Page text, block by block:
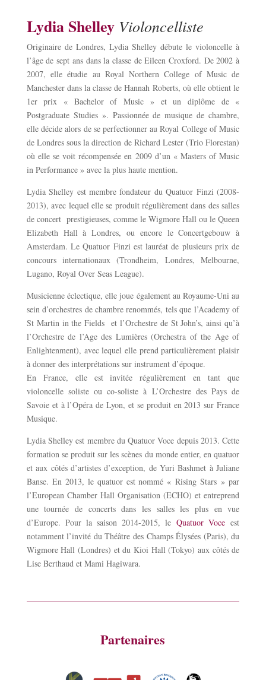
Lydia Shelley Violoncelliste
Originaire de Londres, Lydia Shelley débute le violoncelle à
l’âge de sept ans dans la classe de Eileen Croxford. De 2002 à
2007, elle étudie au Royal Northern College of Music de
Manchester dans la classe de Hannah Roberts, où elle obtient le
1er prix « Bachelor of Music » et un diplôme de «
Postgraduate Studies ». Passionnée de musique de chambre,
elle décide alors de se perfectionner au Royal College of Music
de Londres sous la direction de Richard Lester (Trio Florestan)
où elle se voit récompensée en 2009 d’un « Masters of Music
in Performance » avec la plus haute mention.
Lydia Shelley est membre fondateur du Quatuor Finzi (2008-
2013), avec lequel elle se produit régulièrement dans des salles
de concert prestigieuses, comme le Wigmore Hall ou le Queen
Elizabeth Hall à Londres, ou encore le Concertgebouw à
Amsterdam. Le Quatuor Finzi est lauréat de plusieurs prix de
concours internationaux (Trondheim, Londres, Melbourne,
Lugano, Royal Over Seas League).
Musicienne éclectique, elle joue également au Royaume-Uni au
sein d’orchestres de chambre renommés, tels que l’Academy of
St Martin in the Fields et l’Orchestre de St John’s, ainsi qu’à
l’Orchestre de l’Age des Lumières (Orchestra of the Age of
Enlightenment), avec lequel elle prend particulièrement plaisir
à donner des interprétations sur instrument d’époque.
En France, elle est invitée régulièrement en tant que
violoncelle soliste ou co-soliste à L’Orchestre des Pays de
Savoie et à l’Opéra de Lyon, et se produit en 2013 sur France
Musique.
Lydia Shelley est membre du Quatuor Voce depuis 2013. Cette
formation se produit sur les scènes du monde entier, en quatuor
et aux côtés d’artistes d’exception, de Yuri Bashmet à Juliane
Banse. En 2013, le quatuor est nommé « Rising Stars » par
l’European Chamber Hall Organisation (ECHO) et entreprend
une tournée de concerts dans les salles les plus en vue
d’Europe. Pour la saison 2014-2015, leQuatuor Voce est
notamment l’invité du Théâtre des Champs Élysées (Paris), du
Wigmore Hall (Londres) et du Kioi Hall (Tokyo) aux côtés de
Lise Berthaud et Mami Hagiwara.
Partenaires